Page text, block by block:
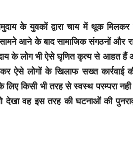
के युवकों द्वारा चाय में थूक मिलकर
आने के बाद सामाजिक संगठनों और
के लोग भी ऐसे घृणित कृत्य से आहत
ऐसे लोगों के खिलाफ सख्त कार्रवाई
किसी भी तरह से स्वस्थ परम्परा
वह इस तरह की घटनाओं की